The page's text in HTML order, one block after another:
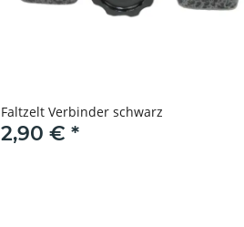
Faltzelt Verbinder schwarz
2,90 € *